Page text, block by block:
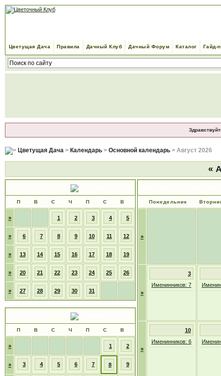
Цветущая Дача Правила Дачный Клуб Дачный Форум Каталог Гайд-
Цветущая Дача> Календарь> Основной календарь> Август 2026
«
П В С Ч П С В
» 1 2 3 4 5
» 6 7 8 9 10 11 12
» 13 14 15 16 17 18 19
» 20 21 22 23 24 25 26
» 27 28 29 30 31
П В С Ч П С В
» 1 2
» 3 4 5 6 7 8 9
Понедельник
»
»
3
Именинников: 7
»
10
Именинников: 6